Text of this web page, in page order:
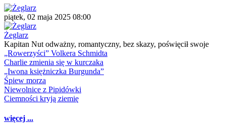
piątek, 02 maja 2025 08:00
Żeglarz
Kapitan Nut odważny, romantyczny, bez skazy, poświęcił swoje
„Rowerzyści” Volkera Schmidta
Charlie zmienia się w kurczaka
„Iwona księżniczka Burgunda”
Śpiew morza
Niewolnice z Pipidówki
Ciemności kryją ziemię
więcej ...